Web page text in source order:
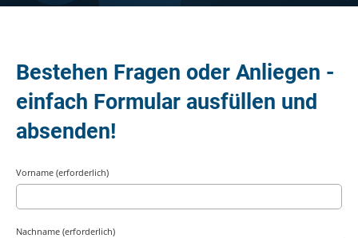
Bestehen Fragen oder Anliegen -
einfach Formular ausfüllen und
absenden!
Vorname (erforderlich)
Nachname (erforderlich)